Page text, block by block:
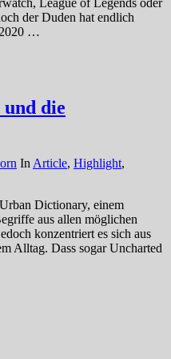
League of Legends oder
der Duden hat endlich
…
die
In Article, Highlight,
Dictionary, einem
aus allen möglichen
konzentriert es sich aus
Alltag. Dass sogar Uncharted